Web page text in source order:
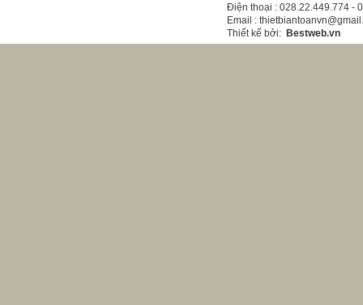
Điện thoại : 028.22.449.774
Email :
Thiết kế bởi: Bestweb.vn